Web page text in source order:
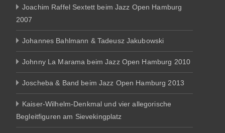
Joachim Raffel Sextett beim Jazz Open Hamburg
2007
Johannes Bahlmann & Tadeusz Jakubowski
Johnny La Marama beim Jazz Open Hamburg 2010
Joscheba & Band beim Jazz Open Hamburg 2013
Kaiser-Wilhelm-Denkmal und vier allegorische
Begleitfiguren am Sievekingplatz